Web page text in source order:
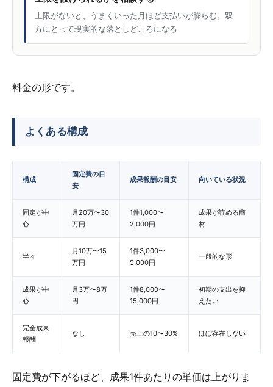
上限がないと、うまくいった月ほど支払いが膨らむ。双
方にとって現実的な落としどころになる
料金の形です。
よくある構成
構成
固定費の目
安
成果報酬の目安 向いている状況
固定が中
心
月20万〜30
万円
1件1,000〜
2,000円
成果が読める商
材
半々
月10万〜15
万円
1件3,000〜
5,000円
一般的な形
成果が中
心
月3万〜8万
円
1件8,000〜
15,000円
初期の支出を抑
えたい
完全成果
報酬
なし 売上の10〜30% ほぼ存在しない
固定費が下がるほど、成果1件あたりの単価は上がりま